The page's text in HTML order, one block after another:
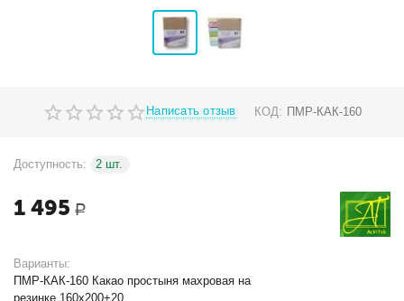
Написать отзыв КОД: ПМР-КАК-160
Доступность: 2 шт.
1 495 Р
Варианты:
ПМР-КАК-160 Какао простыня махровая на
резинке 160х200+20